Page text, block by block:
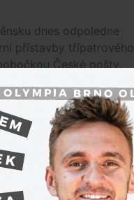
dnes odpoledne
přístavby třípatrového
České pošty.
hasiči plameny pod